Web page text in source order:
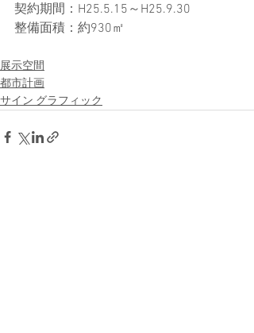
契約期間：H25.5.15～H25.9.30
整備面積：約930㎡
展示空間
都市計画
サイン グラフィック